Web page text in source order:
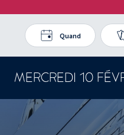
MERCREDI 10
Quand
32008 résultats
CONCERTS ET SPECTACLES